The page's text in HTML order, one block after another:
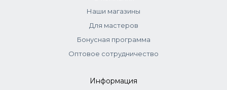
Наши магазины
Для мастеров
Бонусная программа
Оптовое сотрудничество
Информация